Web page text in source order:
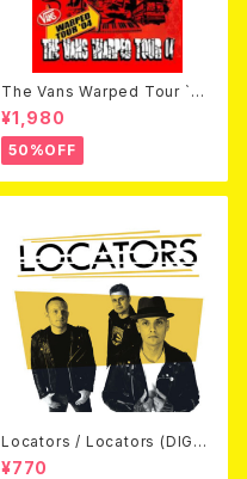
The Vans Warped Tour `04
Beyond Warped (国内盤DV
D)
¥1,980
50%OFF
Locators / Locators (DIGPA
CK CD)
¥770